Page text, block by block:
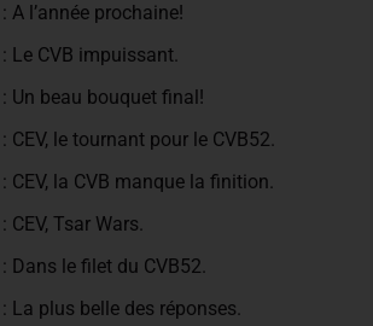
l’année prochaine!
Le CVB impuissant.
Un beau bouquet final!
le tournant pour le CVB52.
la CVB manque la finition.
Tsar Wars.
Dans le filet du CVB52.
La plus belle des réponses.